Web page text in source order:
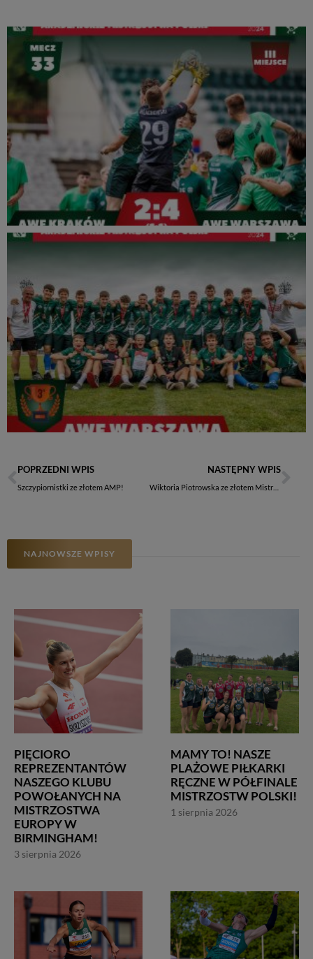
POPRZEDNI WPIS
Szczypiornistki ze złotem AMP!
NASTĘPNY WPIS
Wiktoria Piotrowska ze złotem Mistrzostw Europy
NAJNOWSZE WPISY
PIĘCIORO
REPREZENTANTÓW
NASZEGO KLUBU
POWOŁANYCH NA
MISTRZOSTWA
EUROPY W
BIRMINGHAM!
3 sierpnia 2026
MAMY TO! NASZE
PLAŻOWE PIŁKARKI
RĘCZNE W PÓŁFINALE
MISTRZOSTW POLSKI!
1 sierpnia 2026